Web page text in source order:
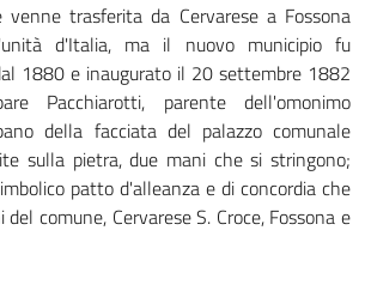
venne trasferita da Cervarese a Fossona
d'Italia, ma il nuovo municipio fu
1880 e inaugurato il 20 settembre 1882
Pacchiarotti, parente dell'omonimo
della facciata del palazzo comunale
sulla pietra, due mani che si stringono;
patto d'alleanza e di concordia che
comune, Cervarese S. Croce, Fossona e